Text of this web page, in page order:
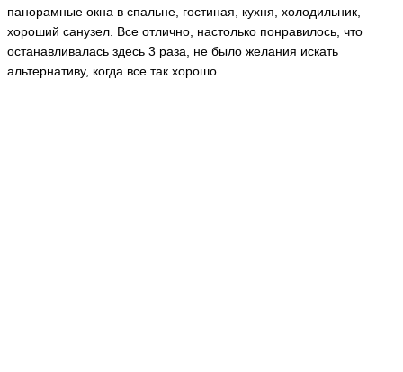
панорамные окна в спальне, гостиная, кухня, холодильник,
хороший санузел. Все отлично, настолько понравилось, что
останавливалась здесь 3 раза, не было желания искать
альтернативу, когда все так хорошо.